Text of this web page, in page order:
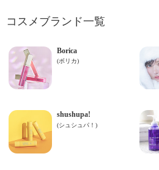
コスメブランド一覧